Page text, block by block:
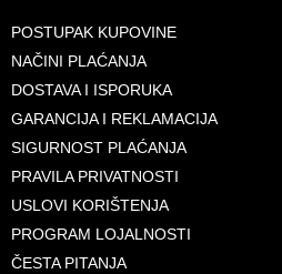
POSTUPAK KUPOVINE
NAČINI PLAĆANJA
DOSTAVA I ISPORUKA
GARANCIJA I REKLAMACIJA
SIGURNOST PLAĆANJA
PRAVILA PRIVATNOSTI
USLOVI KORIŠTENJA
PROGRAM LOJALNOSTI
ČESTA PITANJA